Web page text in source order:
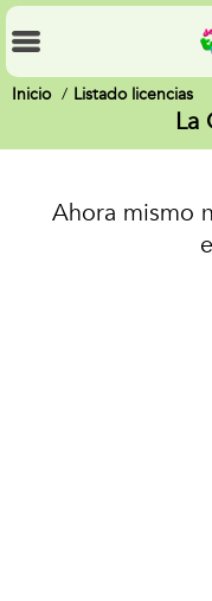
Inicio Listado licencias
La
Ahora mismo